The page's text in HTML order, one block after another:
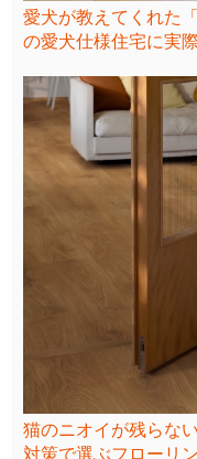
愛犬が教えてくれた
の愛犬仕様住宅に実
猫のニオイが残らな
対策で選ぶフローリ